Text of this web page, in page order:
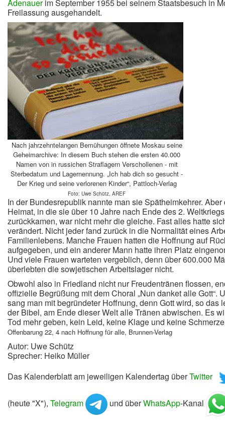
Adenauerim September 1955 bei seinem Staatsbesuch in
Freilassung ausgehandelt.
Nach jahrzehntelangen Bemühungen öffnete Moskau seine
Geheimarchive: In diesem Buch stehen die ersten 40.000
Namen von in russichen Straflagern Verschollenen - mit
Sterbedatum und Lagernennung. „Ich hab dich so gesucht -
Der Krieg und seine verlorenen Kinder“, Pattloch-Verlag
Foto: Uwe Schütz, AREF
In der Bundesrepublik nannte man sie Spätheimkehrer. Aber
Heimat, in die sie über 10 Jahre nach Ende des 2. Weltkriegs
zurückkamen, war nicht mehr die gleiche. Fast alles hatte
verändert. Nicht jeder fand zurück in die Normalität eines
Familienlebens. Manche Frauen hatten die Hoffnung auf
aufgegeben, und ein anderer Mann hatte ihren Platz
Und viele Frauen warteten vergeblich, denn über 600.000
überlebten die sowjetischen Arbeitslager nicht.
Obwohl also in Friedland nicht nur Freudentränen flossen,
offizielle Begrüßung mit dem Choral „Nun danket alle Gott“.
sang man mit begründeter Hoffnung, denn Gott wird, so das
der Bibel, am Ende dieser Welt alle Tränen abwischen. Es
Tod mehr geben, kein Leid, keine Klage und keine
Offenbarung 22, 4 nach Hoffnung für alle, Brunnen-Verlag
Autor: Uwe Schütz
Sprecher: Heiko Müller
Das Kalenderblatt am jeweiligen Kalendertag überTwitter
(heute "X"), Telegram und überWhatsApp-Kanal